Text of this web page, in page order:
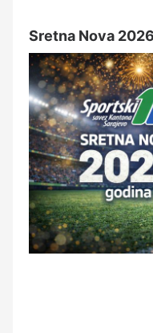
Sretna Nova